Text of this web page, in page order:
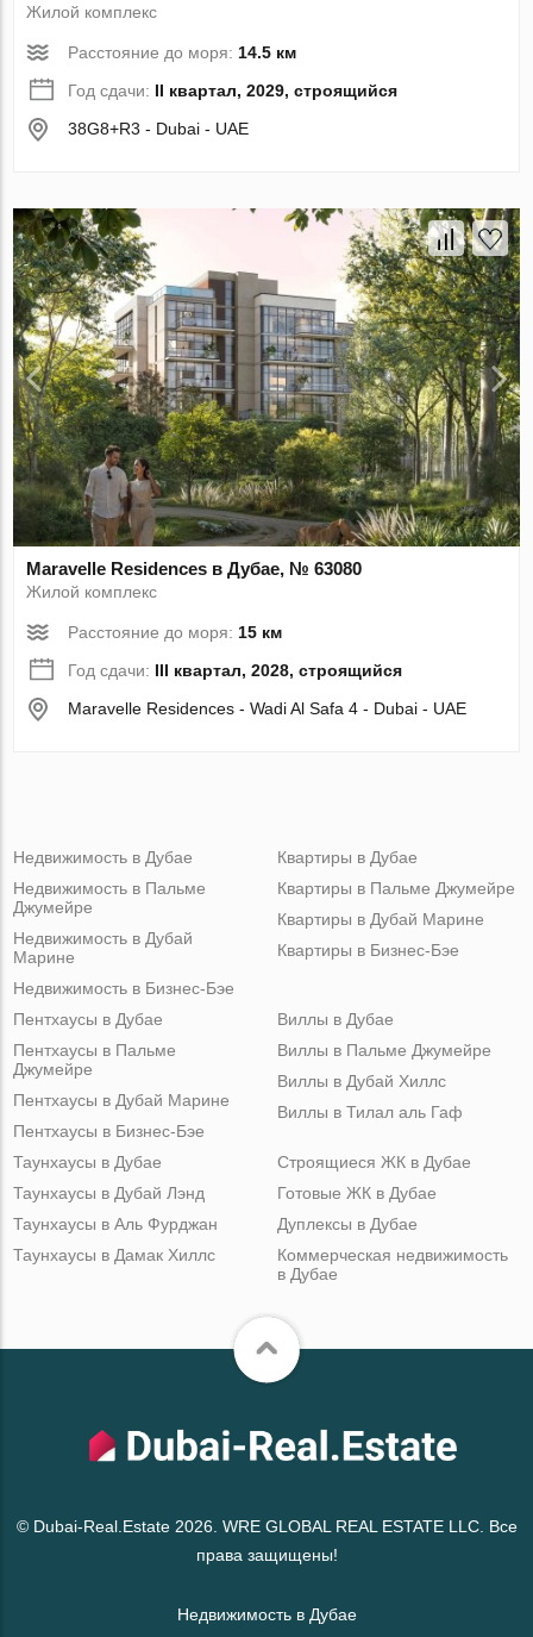
Жилой комплекс
Расстояние до моря: 14.5 км
Год сдачи: II квартал, 2029, строящийся
38G8+R3 - Dubai - UAE
Maravelle Residences в Дубае, № 63080
Жилой комплекс
Расстояние до моря: 15 км
Год сдачи: III квартал, 2028, строящийся
Maravelle Residences - Wadi Al Safa 4 - Dubai - UAE
Недвижимость в Дубае
Недвижимость в Пальме
Джумейре
Недвижимость в Дубай
Марине
Недвижимость в Бизнес-Бэе
Квартиры в Дубае
Квартиры в Пальме Джумейре
Квартиры в Дубай Марине
Квартиры в Бизнес-Бэе
Пентхаусы в Дубае
Пентхаусы в Пальме
Джумейре
Пентхаусы в Дубай Марине
Пентхаусы в Бизнес-Бэе
Виллы в Дубае
Виллы в Пальме Джумейре
Виллы в Дубай Хиллс
Виллы в Тилал аль Гаф
Таунхаусы в Дубае
Таунхаусы в Дубай Лэнд
Таунхаусы в Аль Фурджан
Таунхаусы в Дамак Хиллс
Строящиеся ЖК в Дубае
Готовые ЖК в Дубае
Дуплексы в Дубае
Коммерческая недвижимость
в Дубае
© Dubai-Real.Estate 2026. WRE GLOBAL REAL ESTATE LLC. Все
права защищены!
Недвижимость в Дубае